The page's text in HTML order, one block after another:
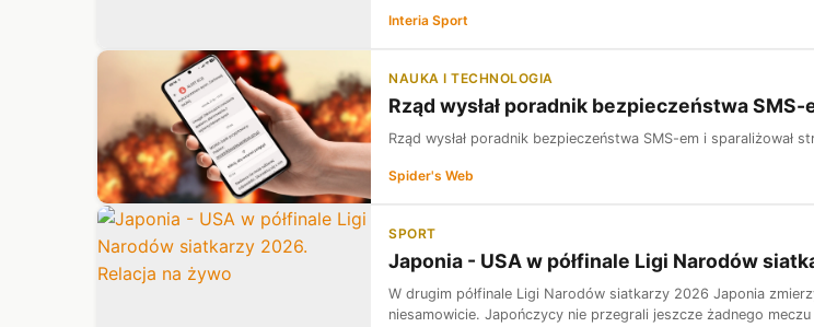
Interia Sport
NAUKA I TECHNOLOGIA
Rząd wysłał poradnik bezpieczeństwa
Rząd wysłał poradnik bezpieczeństwa SMS-em i sparaliżował
Spider's Web
SPORT
Japonia - USA w półfinale Ligi Narodów
W drugim półfinale Ligi Narodów siatkarzy 2026 Japonia
niesamowicie. Japończycy nie przegrali jeszcze żadnego